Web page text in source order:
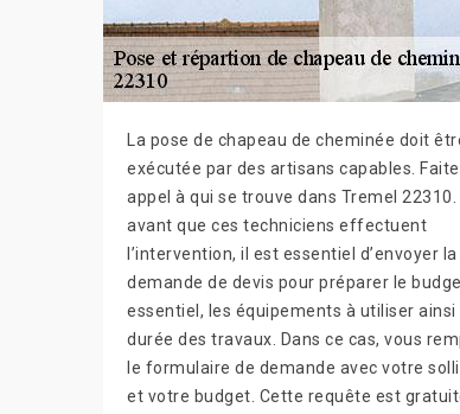
La pose de chapeau de cheminée doit
exécutée par des artisans capables.
appel à qui se trouve dans Tremel 22310.
avant que ces techniciens effectuent
l’intervention, il est essentiel d’envoyer la
demande de devis pour préparer le
essentiel, les équipements à utiliser ainsi
durée des travaux. Dans ce cas, vous
le formulaire de demande avec votre
et votre budget. Cette requête est